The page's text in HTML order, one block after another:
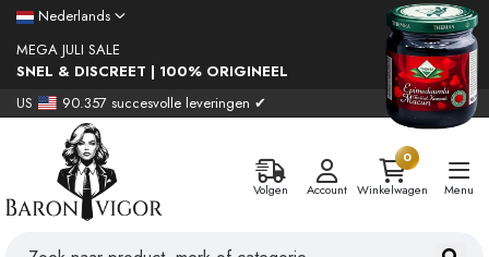
Nederlands
MEGA JULI SALE
SNEL & DISCREET | 100% ORIGINEEL
US
90.357 succesvolle leveringen ✔
Volgen Account
0
Winkelwagen
Menu